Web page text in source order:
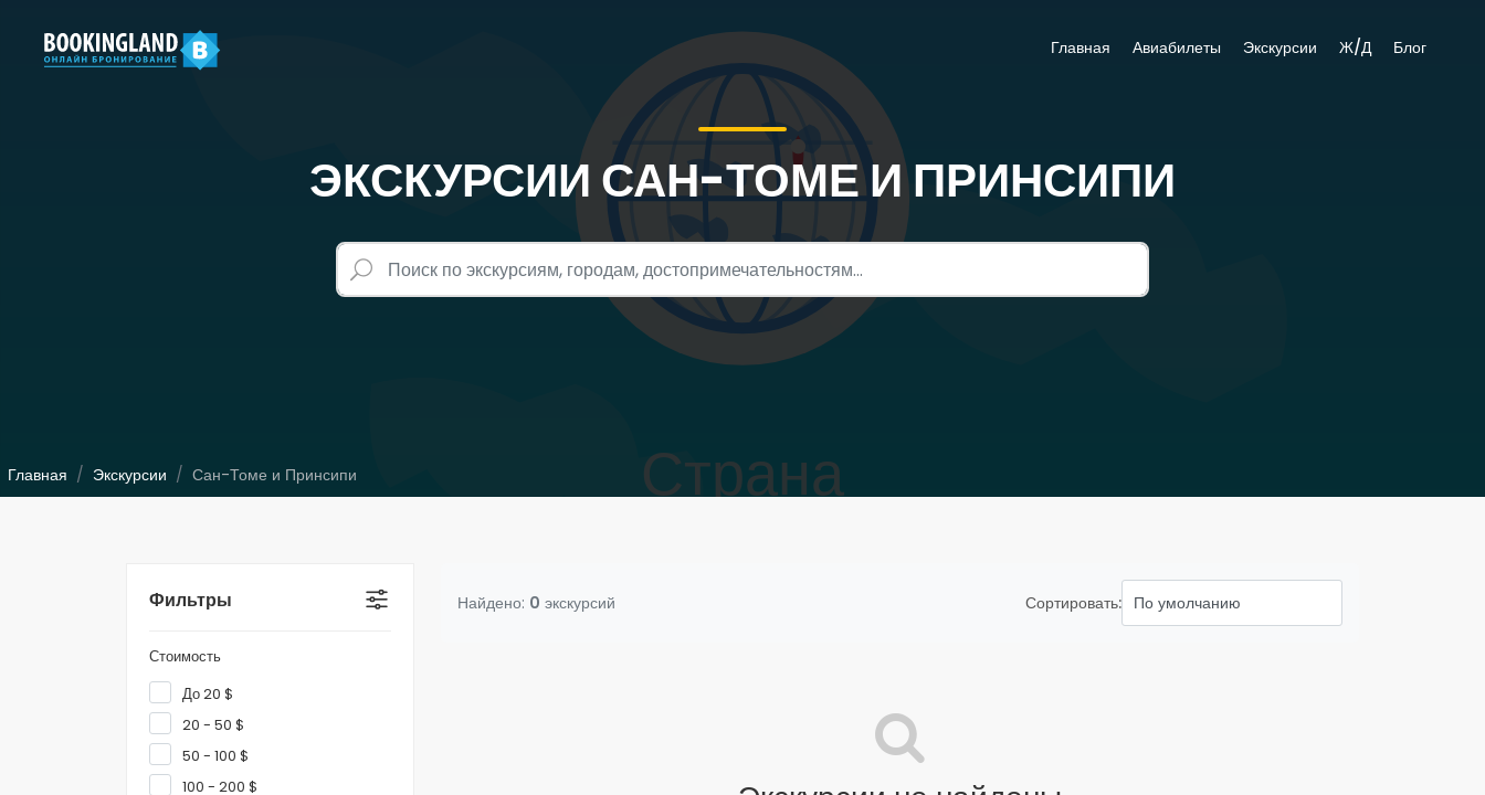
Главная Авиабилеты Экскурсии Ж/Д Блог
ЭКСКУРСИИ САН-ТОМЕ И ПРИНСИПИ
Главная Экскурсии Сан-Томе и Принсипи
Фильтры
Стоимость
До 20 $
20 - 50 $
50 - 100 $
100 - 200 $
Найдено: 0 экскурсий Сортировать: